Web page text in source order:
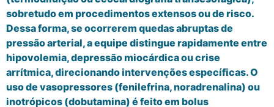
sobretudo em procedimentos extensos ou de risco.
Dessa forma, se ocorrerem quedas abruptas de
pressão arterial, a equipe distingue rapidamente entre
hipovolemia, depressão miocárdica ou crise
arrítmica, direcionando intervenções específicas. O
uso de vasopressores (fenilefrina, noradrenalina) ou
inotrópicos (dobutamina) é feito em bolus